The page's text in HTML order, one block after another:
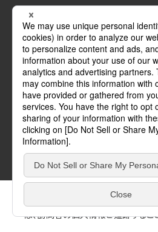
BL
ライトノベル
青年・一般
グラビア・写真
モーター誌
SPECIAL
Sublicense
報
書店様
海外ラ
公式
ント
作家一
ぶんか社が運営するサイトでは、
は、訪問者の個人情報を追跡するこ